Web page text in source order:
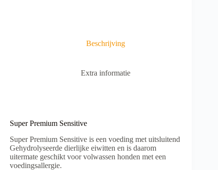
Beschrijving
Extra informatie
Super Premium Sensitive
Super Premium Sensitive is een voeding met uitsluitend
Gehydrolyseerde dierlijke eiwitten en is daarom
uitermate geschikt voor volwassen honden met een
voedingsallergie.